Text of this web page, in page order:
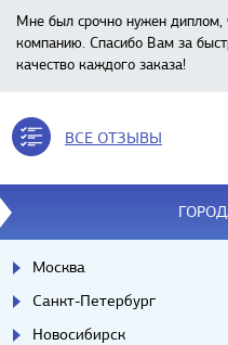
Мне был срочно нужен диплом,
компанию. Спасибо Вам за
качество каждого заказа!
ВСЕ ОТЗЫВЫ
Москва
Санкт-Петербург
Новосибирск